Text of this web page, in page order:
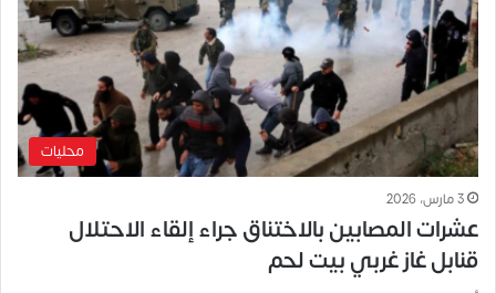
محليات
3 مارس، 2026
عشرات المصابين بالاختناق جراء إلقاء الاحتلال
قنابل غاز غربي بيت لحم